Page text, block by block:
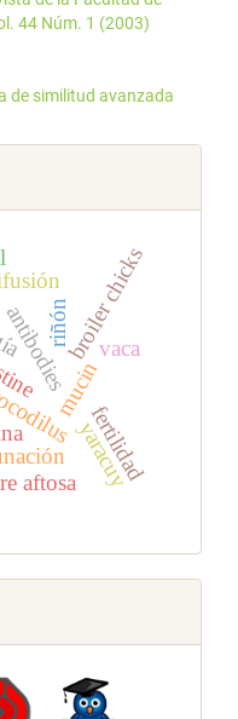
44 Núm. 1 (2003)
de similitud avanzada
riñón
antibodiesmucin
broiler chicks
fertilidad
vaca
aftosayaracuy